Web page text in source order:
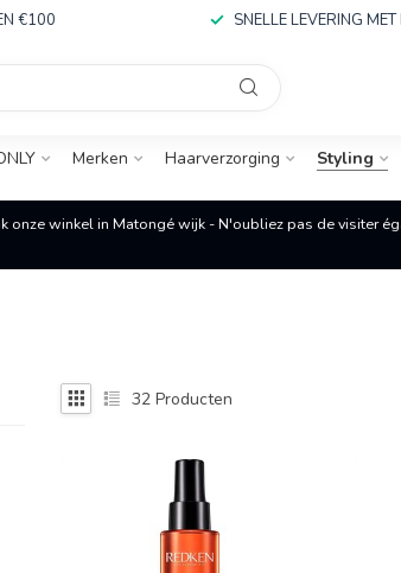
€100 SNELLE LEVERING
Merken Haarverzorging Styling
onze winkel in Matongé wijk - N'oubliez pas de
32 Producten